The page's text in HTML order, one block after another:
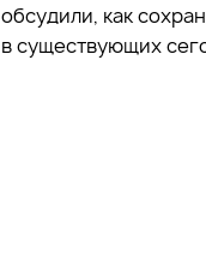
обсудили, как
в существующих